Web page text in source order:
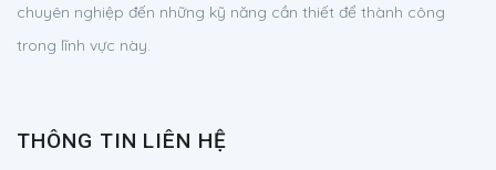
chuyên nghiệp đến những kỹ năng cần thiết để thành công
trong lĩnh vực này.
THÔNG TIN LIÊN HỆ